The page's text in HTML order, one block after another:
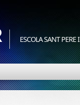
ESCOLA SANT PERE